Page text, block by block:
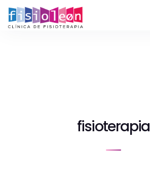
fisioterapia